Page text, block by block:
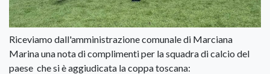
Riceviamo dall'amministrazione comunale di Marciana
Marina una nota di complimenti per la squadra di calcio del
paese che si è aggiudicata la coppa toscana: